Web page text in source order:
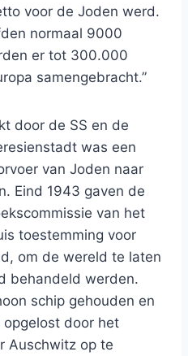
voor de Joden werd.
normaal 9000
er tot 300.000
samengebracht.”
door de SS en de
was een
van Joden naar
Eind 1943 gaven de
van het
toestemming voor
om de wereld te laten
behandeld werden.
schip gehouden en
door het
Auschwitz op te